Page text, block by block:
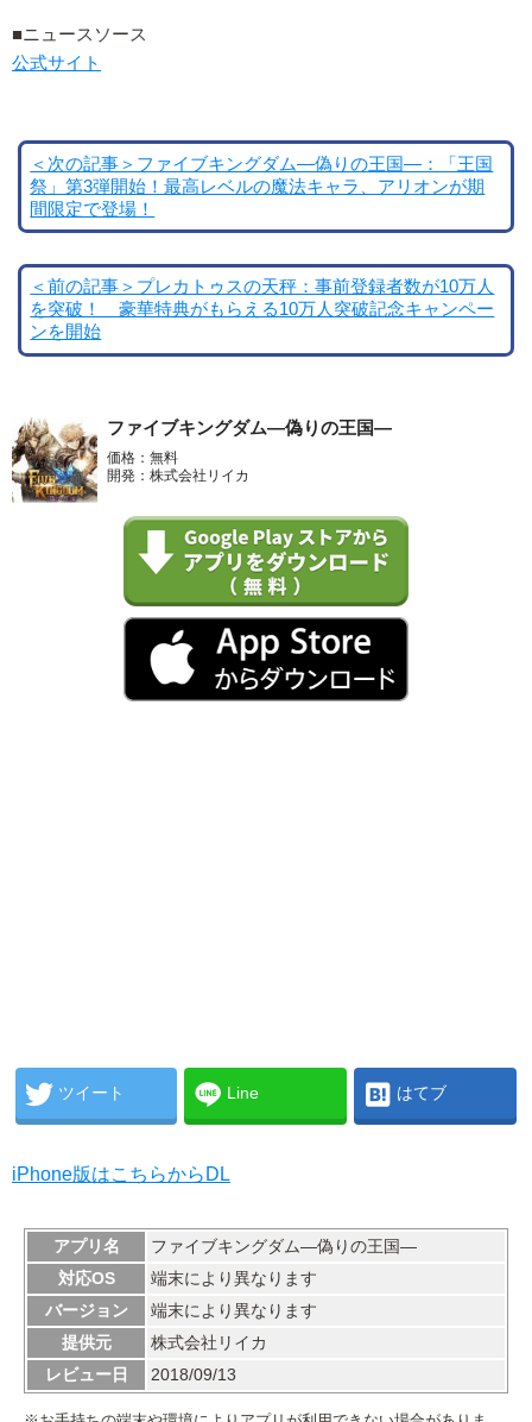
■ニュースソース
公式サイト
＜次の記事＞ファイブキングダム―偽りの王国―：「王国
祭」第3弾開始！最高レベルの魔法キャラ、アリオンが期
間限定で登場！
＜前の記事＞プレカトゥスの天秤：事前登録者数が10万人
を突破！ 豪華特典がもらえる10万人突破記念キャンペー
ンを開始
ファイブキングダム―偽りの王国―
価格：無料
開発：株式会社リイカ
ツイート Line はてブ
iPhone版はこちらからDL
アプリ名
ファイブキングダム―偽りの王国―
対応OS
端末により異なります
バージョン
端末により異なります
提供元
株式会社リイカ
レビュー日
2018/09/13